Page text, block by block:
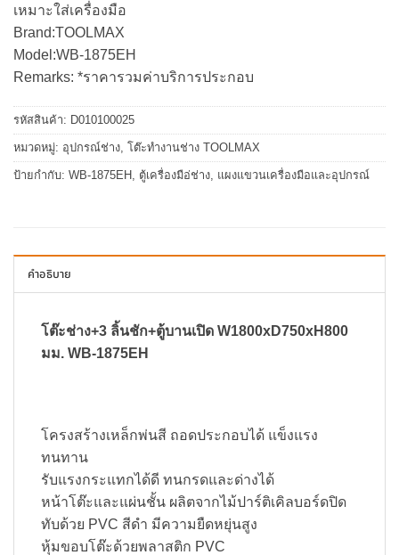
เหมาะใส่เครื่องมือ
Brand:TOOLMAX
Model:WB-1875EH
Remarks: *ราคารวมค่าบริการประกอบ
รหัสสินค้า: D010100025
หมวดหมู่: อุปกรณ์ช่าง, โต๊ะทำงานช่าง TOOLMAX
ป้ายกำกับ: WB-1875EH , ตู้เครื่องมือ่ช่าง, แผงแขวนเครื่องมือและอุปกรณ์
คำอธิบาย
โต๊ะช่าง+3 ลิ้นชัก+ตู้บานเปิด W1800xD750xH800
มม. WB-1875EH
โครงสร้างเหล็กพ่นสี ถอดประกอบได้ แข็งแรง
ทนทาน
รับแรงกระแทกได้ดี ทนกรดและด่างได้
หน้าโต๊ะและแผ่นชั้น ผลิตจากไม้ปาร์ติเคิลบอร์ดปิด
ทับด้วย PVC สีดำ มีความยืดหยุ่นสูง
หุ้มขอบโต๊ะด้วยพลาสติก PVC